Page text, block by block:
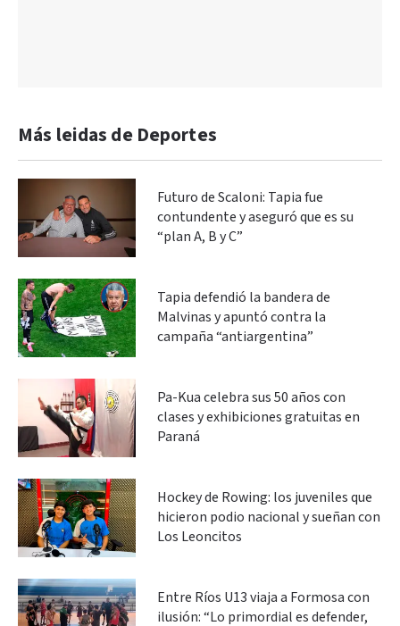
Más leidas de Deportes
Futuro de Scaloni: Tapia fue
contundente y aseguró que es su
“plan A, B y C”
Tapia defendió la bandera de
Malvinas y apuntó contra la
campaña “antiargentina”
Pa-Kua celebra sus 50 años con
clases y exhibiciones gratuitas en
Paraná
Hockey de Rowing: los juveniles que
hicieron podio nacional y sueñan con
Los Leoncitos
Entre Ríos U13 viaja a Formosa con
ilusión: “Lo primordial es defender,